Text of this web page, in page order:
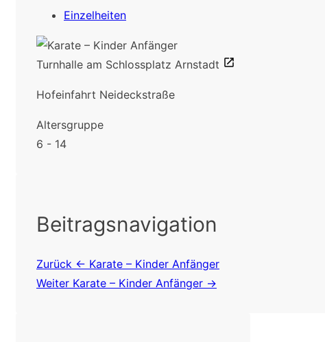
Einzelheiten
Turnhalle am Schlossplatz Arnstadt
Hofeinfahrt Neideckstraße
Altersgruppe
6 - 14
Beitragsnavigation
Zurück ← Karate – Kinder Anfänger
Weiter Karate – Kinder Anfänger →